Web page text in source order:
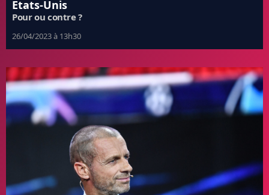
Etats-Unis
Pour ou contre ?
26/04/2023 à 13h30